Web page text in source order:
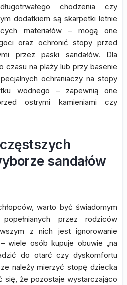
chodzenia czy
dodatkiem są skarpetki letnie
materiałów – mogą one
oraz ochronić stopy przed
przez paski sandałów. Dla
czasu na plaży lub przy basenie
ochraniaczy na stopy
wodnego – zapewnią one
ostrymi kamieniami czy
sandałów
warto być świadomym
przez rodziców
z nich jest ignorowanie
wiele osób kupuje obuwie „na
do otarć czy dyskomfortu
należy mierzyć stopę dziecka
się, że pozostaje wystarczająco